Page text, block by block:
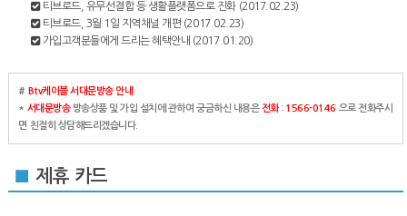
티브로드, 유무선결합 등 생활플랫폼으로 진화 (2017.02.23)
티브로드, 3월 1일 지역채널 개편 (2017.02.23)
가입고객분들에게 드리는 혜택안내 (2017.01.20)
# Btv케이블 서대문방송 안내
* 서대문방송방송상품 및 가입 설치에 관하여 궁금하신 내용은전화 : 1566-0146 으로 전화주시
면 친절히 상담해드리겠습니다.
■제휴 카드